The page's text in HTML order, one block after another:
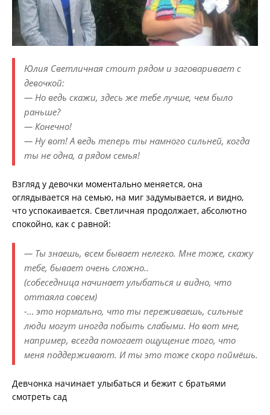
Юлия Светличная стоит рядом и заговаривает с
девочкой:
— Но ведь скажи, здесь же тебе лучше, чем было
раньше?
— Конечно!
— Ну вот! А ведь теперь ты намного сильней, когда
ты не одна, а рядом семья!
Взгляд у девочки моментально меняется, она
оглядывается на семью, на миг задумывается, и видно,
что успокаивается. Светличная продолжает, абсолютно
спокойно, как с равной:
— Ты знаешь, всем бывает нелегко. Мне тоже, скажу
тебе, бывает очень сложно..
(собеседница начинает улыбаться и видно, что
оттаяла совсем)
-… это нормально, что ты переживаешь, сильные
люди могут иногда побыть слабыми. Но вот мне,
например, всегда помогает ощущение того, что
меня поддерживают. И ты это тоже скоро поймёшь.
Девчонка начинает улыбаться и бежит с братьями
смотреть сад